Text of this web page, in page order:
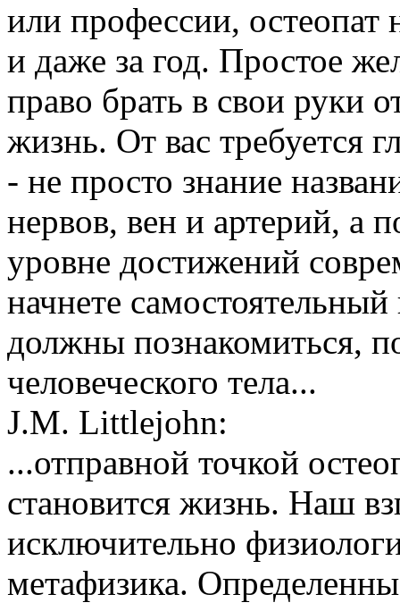
или профессии, остеопат
и даже за год. Простое
право брать в свои руки
жизнь. От вас требуется
- не просто знание
нервов, вен и артерий, а
уровне достижений
начнете
должны познакомиться,
человеческого тела...
J.M. Littlejohn:
...отправной точкой
становится жизнь. Наш
исключительно
метафизика.